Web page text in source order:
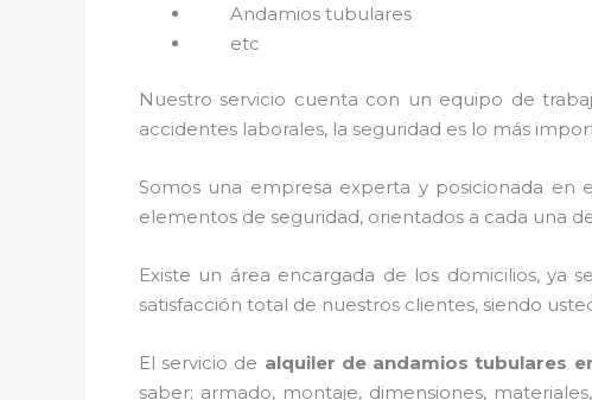
Andamios tubulares
etc
Nuestro servicio cuenta con un equipo de
accidentes laborales, la seguridad es lo más
Somos una empresa experta y posicionada en
elementos de seguridad, orientados a cada una
Existe un área encargada de los domicilios, ya
satisfacción total de nuestros clientes, siendo
El servicio de alquiler de andamios tubulares
saber; armado, montaje, dimensiones,